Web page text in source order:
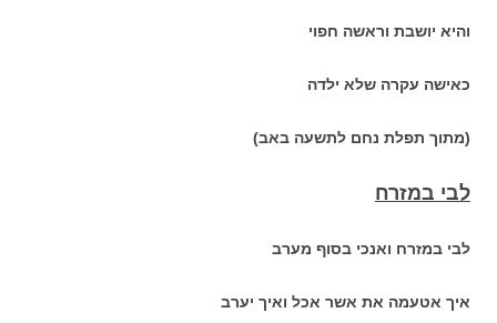
והיא יושבת וראשה חפוי
כאישה עקרה שלא ילדה
(מתוך תפלת נחם לתשעה באב)
לבי במזרח
לבי במזרח ואנכי בסוף מערב
איך אטעמה את אשר אכל ואיך יערב